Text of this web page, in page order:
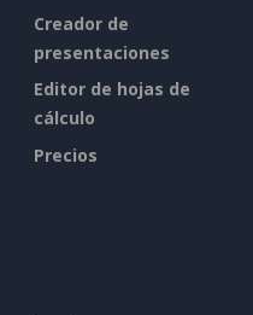
Creador de
presentaciones
Editor de hojas de
cálculo
Precios